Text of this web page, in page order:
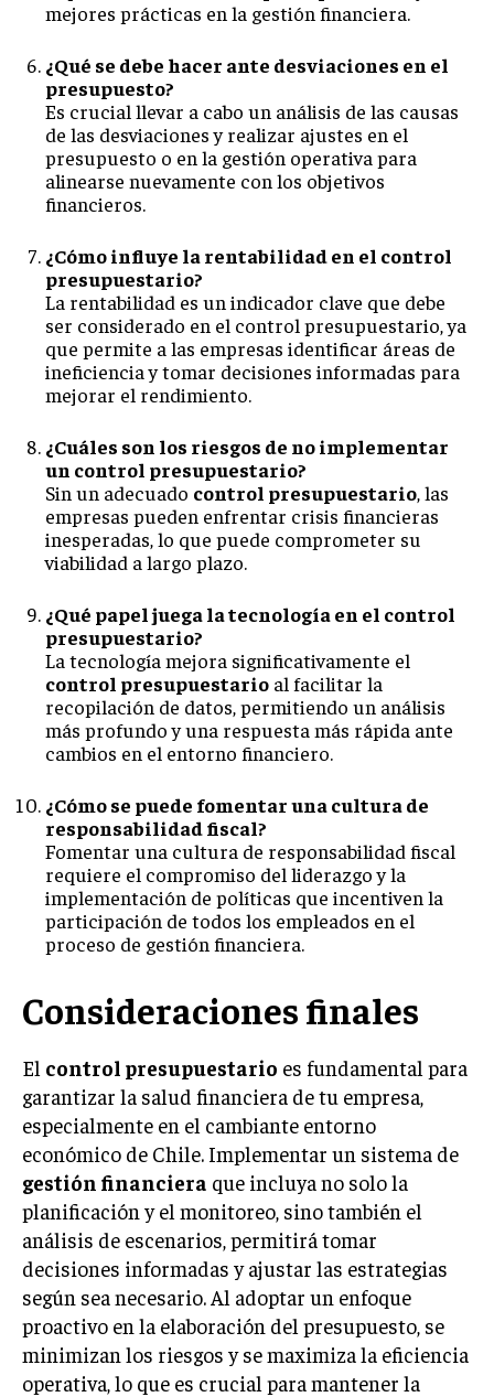
mejores prácticas en la gestión financiera.
¿Qué se debe hacer ante desviaciones en el
presupuesto?
Es crucial llevar a cabo un análisis de las causas
de las desviaciones y realizar ajustes en el
presupuesto o en la gestión operativa para
alinearse nuevamente con los objetivos
financieros.
¿Cómo influye la rentabilidad en el control
presupuestario?
La rentabilidad es un indicador clave que debe
ser considerado en el control presupuestario, ya
que permite a las empresas identificar áreas de
ineficiencia y tomar decisiones informadas para
mejorar el rendimiento.
¿Cuáles son los riesgos de no implementar
un control presupuestario?
Sin un adecuado control presupuestario, las
empresas pueden enfrentar crisis financieras
inesperadas, lo que puede comprometer su
viabilidad a largo plazo.
¿Qué papel juega la tecnología en el control
presupuestario?
La tecnología mejora significativamente el
control presupuestario al facilitar la
recopilación de datos, permitiendo un análisis
más profundo y una respuesta más rápida ante
cambios en el entorno financiero.
¿Cómo se puede fomentar una cultura de
responsabilidad fiscal?
Fomentar una cultura de responsabilidad fiscal
requiere el compromiso del liderazgo y la
implementación de políticas que incentiven la
participación de todos los empleados en el
proceso de gestión financiera.
Consideraciones finales
El control presupuestario es fundamental para
garantizar la salud financiera de tu empresa,
especialmente en el cambiante entorno
económico de Chile. Implementar un sistema de
gestión financiera que incluya no solo la
planificación y el monitoreo, sino también el
análisis de escenarios, permitirá tomar
decisiones informadas y ajustar las estrategias
según sea necesario. Al adoptar un enfoque
proactivo en la elaboración del presupuesto, se
minimizan los riesgos y se maximiza la eficiencia
operativa, lo que es crucial para mantener la